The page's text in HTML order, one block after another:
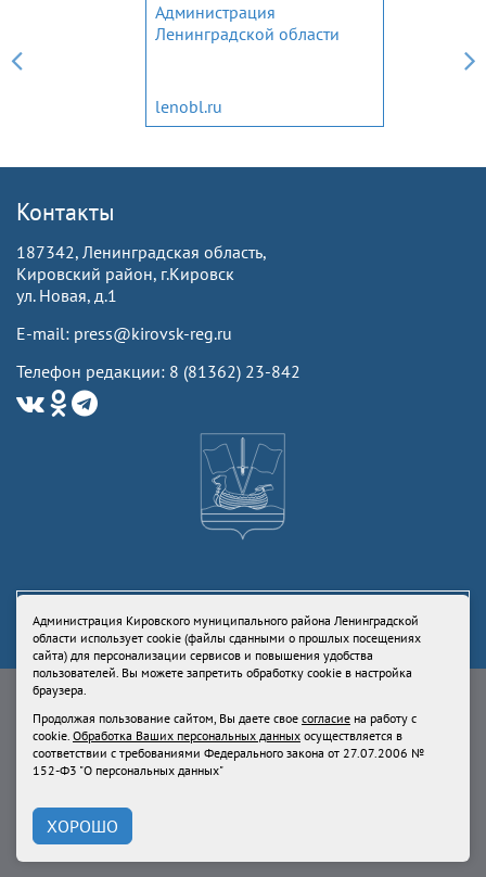
Администрация
Ленинградской области
lenobl.ru
Контакты
187342, Ленинградская область,
Кировский район, г.Кировск
ул. Новая, д.1
E-mail: press@kirovsk-reg.ru
Телефон редакции: 8 (81362) 23-842
Свидетельство Роскомнадзора ЭЛ № ФС77-73336 от 24 июля 2018
Ленинградской области
Продолжая пользование сайтом, Вы даете своесогласиена работу с
cookie.Обработка Ваших персональных данных
При использовании материалов сайта, ссылка на
обязательна
Администрация Кировского муниципального района Ленинградской
области использует cookie (файлы сданными о прошлых посещениях
сайта) для персонализации сервисов и повышения удобства
пользователей. Вы можете запретить обработку cookie в настройка
браузера.
Продолжая пользование сайтом, Вы даете свое согласие на работу с
cookie. Обработка Ваших персональных данных осуществляется в
соответствии с требованиями Федерального закона от 27.07.2006 №
152-Ф3 "О персональных данных"
ХОРОШО